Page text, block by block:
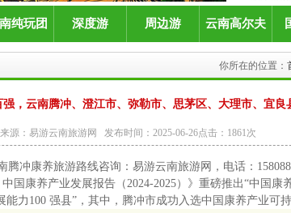
纯玩团 深度游 周边游 云南高尔夫
你所在的位置：
，云南腾冲、澄江市、弥勒市、思茅区、大理市、宜良
来源：易游云南旅游网 发布时间：2025-06-26点击：1861次
腾冲康养旅游路线咨询： 易游云南旅游网 ，电话：
国康养产业发展报告（2024-2025）》重磅推出“中国康
力100 强县”，其中，腾冲市成功入选中国康养产业可